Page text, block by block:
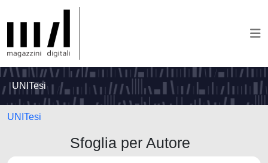
UNITesi
UNITesi
Sfoglia per Autore